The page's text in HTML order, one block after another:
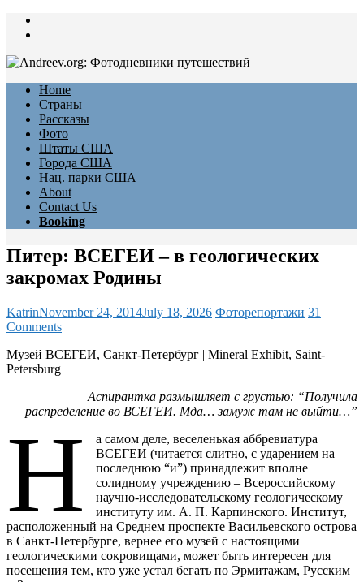
Skip
Home
Страны
Рассказы
Фото
Штаты США
Города США
Нац. парки США
About
Contact Us
Booking
Питер: ВСЕГЕИ – в геологических
закромах Родины
KatrinNovember 24, 2014July 18, 2026 Фоторепортажи 31
Comments
Музей ВСЕГЕИ, Санкт-Петербург | Mineral Exhibit, Saint-
Petersburg
Аспирантка размышляет с грустью: “Получила
распределение во ВСЕГЕИ. Мда… замуж там не выйти…”
Н
а самом деле, веселенькая аббревиатура
ВСЕГЕИ (читается слитно, с ударением на
последнюю “и”) принадлежит вполне
солидному учреждению – Всероссийскому
научно-исследовательскому геологическому
институту им. А. П. Карпинского. Институт,
расположенный на Среднем проспекте Васильевского острова
в Санкт-Петербурге, вернее его музей с настоящими
геологическими сокровищами, может быть интересен для
посещения тем, кто уже устал бегать по Эрмитажам, Русским